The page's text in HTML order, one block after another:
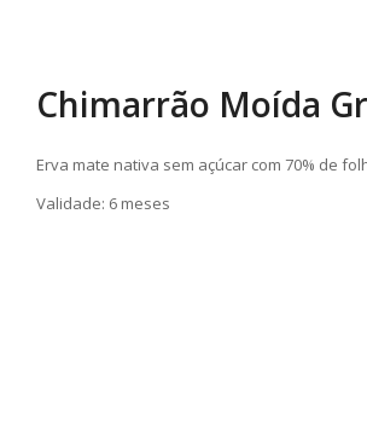
Chimarrão Moída
Erva mate nativa sem açúcar com 70% de
Validade: 6 meses